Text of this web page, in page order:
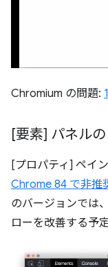
Chromium の問題:
[要素] パネル
[プロパティ] ペイ
Chrome 84 で非推
のバージョンでは
ローを改善する予定